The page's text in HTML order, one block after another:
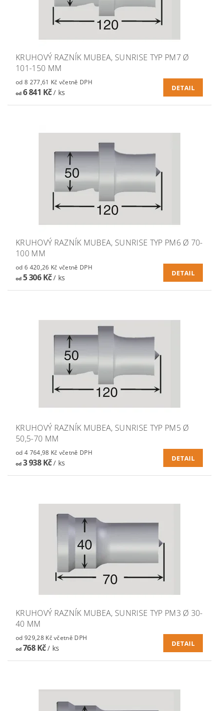
KRUHOVÝ RAZNÍK MUBEA, SUNRISE TYP PM7 Ø
101-150 MM
od 8 277,61 Kč včetně DPH
od6 841 Kč/ ks
DETAIL
KRUHOVÝ RAZNÍK MUBEA, SUNRISE TYP PM6 Ø 70-
100 MM
od 6 420,26 Kč včetně DPH
od5 306 Kč/ ks
DETAIL
KRUHOVÝ RAZNÍK MUBEA, SUNRISE TYP PM5 Ø
50,5-70 MM
od 4 764,98 Kč včetně DPH
od3 938 Kč/ ks
DETAIL
KRUHOVÝ RAZNÍK MUBEA, SUNRISE TYP PM3 Ø 30-
40 MM
od 929,28 Kč včetně DPH
od768 Kč/ ks
DETAIL